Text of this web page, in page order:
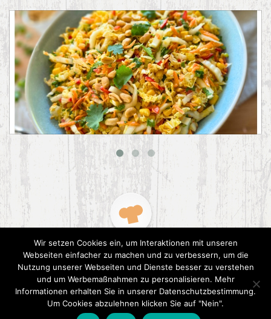
Asiatischer Chinakohl-Salat
2015 CookPress. All right reserved.Datenschutz
Wir setzen Cookies ein, um Interaktionen mit unseren
Webseiten einfacher zu machen und zu verbessern, um die
Nutzung unserer Webseiten und Dienste besser zu verstehen
und um Werbemaßnahmen zu personalisieren. Mehr
Informationen erhalten Sie in unserer Datenschutzbestimmung.
Um Cookies abzulehnen klicken Sie auf "Nein".